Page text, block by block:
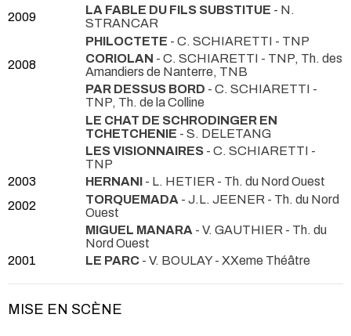
2009
LA FABLE DU FILS SUBSTITUE - N.
STRANCAR
PHILOCTETE - C. SCHIARETTI - TNP
2008
CORIOLAN - C. SCHIARETTI - TNP, Th. des
Amandiers de Nanterre, TNB
PAR DESSUS BORD - C. SCHIARETTI -
TNP, Th. de la Colline
LE CHAT DE SCHRODINGER EN
TCHETCHENIE - S. DELETANG
LES VISIONNAIRES - C. SCHIARETTI -
TNP
2003
HERNANI - L. HETIER - Th. du Nord Ouest
2002
TORQUEMADA - J.L. JEENER - Th. du Nord
Ouest
MIGUEL MANARA - V. GAUTHIER - Th. du
Nord Ouest
2001
LE PARC - V. BOULAY- XXeme Théâtre
MISE EN SCÈNE